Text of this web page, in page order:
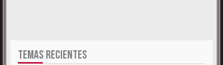
TEMAS RECIENTES